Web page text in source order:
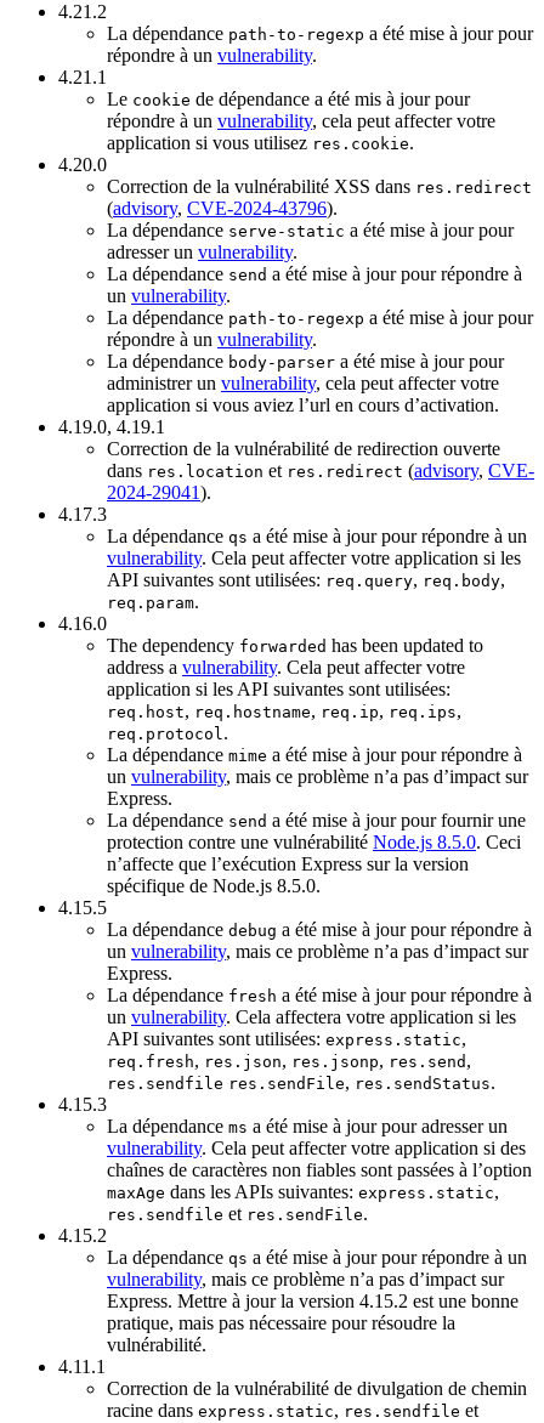
4.21.2
La dépendance path-to-regexp a été mise à jour pour
répondre à un vulnerability.
4.21.1
Le cookie de dépendance a été mis à jour pour
répondre à un vulnerability, cela peut affecter votre
application si vous utilisez res.cookie.
4.20.0
Correction de la vulnérabilité XSS dans res.redirect
(advisory, CVE-2024-43796).
La dépendance serve-static a été mise à jour pour
adresser un vulnerability.
La dépendance send a été mise à jour pour répondre à
un vulnerability.
La dépendance path-to-regexp a été mise à jour pour
répondre à un vulnerability.
La dépendance body-parser a été mise à jour pour
administrer un vulnerability, cela peut affecter votre
application si vous aviez l’url en cours d’activation.
4.19.0, 4.19.1
Correction de la vulnérabilité de redirection ouverte
dans res.location et res.redirect (advisory, CVE-
2024-29041).
4.17.3
La dépendance qs a été mise à jour pour répondre à un
vulnerability. Cela peut affecter votre application si les
API suivantes sont utilisées: req.query, req.body,
req.param.
4.16.0
The dependency forwarded has been updated to
address a vulnerability. Cela peut affecter votre
application si les API suivantes sont utilisées:
req.host, req.hostname, req.ip, req.ips,
req.protocol.
La dépendance mime a été mise à jour pour répondre à
un vulnerability, mais ce problème n’a pas d’impact sur
Express.
La dépendance send a été mise à jour pour fournir une
protection contre une vulnérabilité Node.js 8.5.0. Ceci
n’affecte que l’exécution Express sur la version
spécifique de Node.js 8.5.0.
4.15.5
La dépendance debug a été mise à jour pour répondre à
un vulnerability, mais ce problème n’a pas d’impact sur
Express.
La dépendance fresh a été mise à jour pour répondre à
un vulnerability. Cela affectera votre application si les
API suivantes sont utilisées: express.static,
req.fresh, res.json, res.jsonp, res.send ,
res.sendfile res.sendFile, res.sendStatus.
4.15.3
La dépendance ms a été mise à jour pour adresser un
vulnerability. Cela peut affecter votre application si des
chaînes de caractères non fiables sont passées à l’option
maxAge dans les APIs suivantes: express.static,
res.sendfile et res.sendFile.
4.15.2
La dépendance qs a été mise à jour pour répondre à un
vulnerability, mais ce problème n’a pas d’impact sur
Express. Mettre à jour la version 4.15.2 est une bonne
pratique, mais pas nécessaire pour résoudre la
vulnérabilité.
4.11.1
Correction de la vulnérabilité de divulgation de chemin
racine dans express.static, res.sendfile et